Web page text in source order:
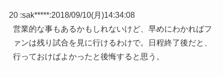
20 :sak*****:2018/09/10(月)14:34:08
営業的な事もあるかもしれないけど、早めにわかればフ
ァンは残り試合を見に行けるわけで。日程終了後だと、
行っておけばよかったと後悔すると思う。